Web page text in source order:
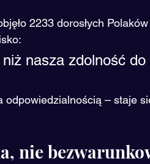
2233 dorosłych
nasza zdolność do
odpowiedzialnością – staje
nie